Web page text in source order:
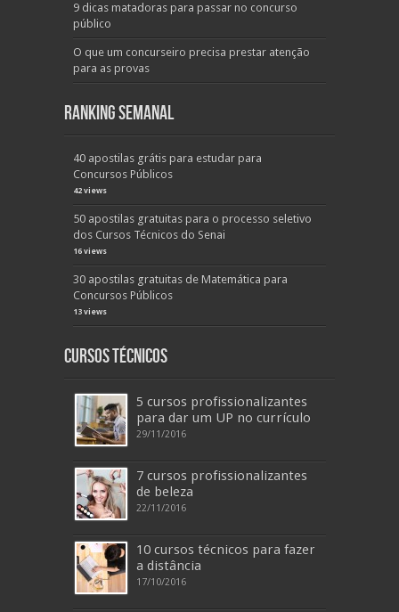
9 dicas matadoras para passar no concurso
público
O que um concurseiro precisa prestar atenção
para as provas
Ranking Semanal
40 apostilas grátis para estudar para
Concursos Públicos
42 views
50 apostilas gratuitas para o processo seletivo
dos Cursos Técnicos do Senai
16 views
30 apostilas gratuitas de Matemática para
Concursos Públicos
13 views
Cursos Técnicos
5 cursos profissionalizantes
para dar um UP no currículo
29/11/2016
7 cursos profissionalizantes
de beleza
22/11/2016
10 cursos técnicos para fazer
a distância
17/10/2016